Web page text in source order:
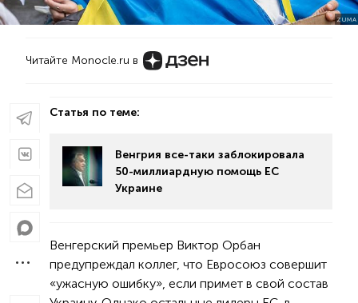
ZUMA
Читайте Monocle.ru в
Статья по теме:
Венгрия все-таки заблокировала
50-миллиардную помощь ЕС
Украине
Венгерский премьер Виктор Орбан
предупреждал коллег, что Евросоюз совершит
«ужасную ошибку», если примет в свой состав